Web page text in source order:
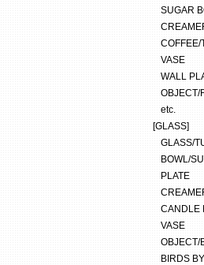
SUGAR
COFFEE/
VASE
WALL
OBJECT/
etc.
[GLASS]
GLASS/
BOWL/
PLATE
CANDLE
VASE
OBJECT/
BIRDS